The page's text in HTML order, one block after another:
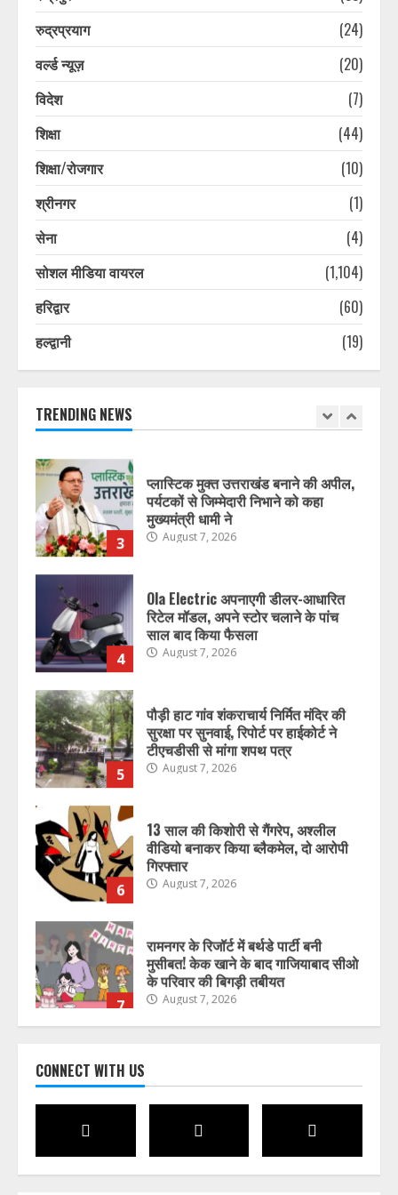
रुद्रप्रयाग
(24)
वर्ल्ड न्यूज़
(20)
विदेश
(7)
शिक्षा
(44)
शिक्षा/रोजगार
(10)
श्रीनगर
(1)
सेना
(4)
सोशल मीडिया वायरल
(1,104)
हरिद्वार
(60)
हल्द्वानी
(19)
TRENDING NEWS
13 साल की किशोरी से गैंगरेप, अश्लील
वीडियो बनाकर किया ब्लैकमेल, दो आरोपी
गिरफ्तार
7
मुसीबत! केक खाने के बाद गाजियाबाद सीओ
सप्ताहांत से पहले नैनीताल और मसूरी में बढ़ी
August 7, 2026
2
जिलाधिकारी ने अधिकारियों को दिए मानसून
3
प्लास्टिक मुक्त उत्तराखंड बनाने की अपील,
पर्यटकों से जिम्मेदारी निभाने को कहा
मुख्यमंत्री धामी ने
August 7, 2026
4
Ola Electric अपनाएगी डीलर-आधारित
रिटेल मॉडल, अपने स्टोर चलाने के पांच
साल बाद किया फैसला
August 7, 2026
5
पौड़ी हाट गांव शंकराचार्य निर्मित मंदिर की
सुरक्षा पर सुनवाई, रिपोर्ट पर हाईकोर्ट ने
टीएचडीसी से मांगा शपथ पत्र
August 7, 2026
6
13 साल की किशोरी से गैंगरेप, अश्लील
वीडियो बनाकर किया ब्लैकमेल, दो आरोपी
गिरफ्तार
August 7, 2026
7
रामनगर के रिजॉर्ट में बर्थडे पार्टी बनी
मुसीबत! केक खाने के बाद गाजियाबाद सीओ
के परिवार की बिगड़ी तबीयत
August 7, 2026
1
जिलाधिकारी ने अधिकारियों को दिए मानसून
CONNECT WITH US